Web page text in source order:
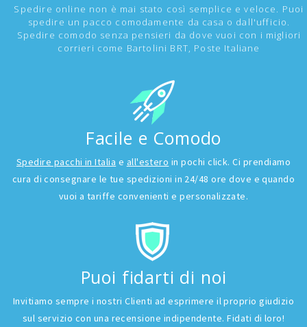
Spedire online non è mai stato così semplice e veloce. Puoi
spedire un pacco comodamente da casa o dall'ufficio.
Spedire comodo senza pensieri da dove vuoi con i migliori
corrieri come Bartolini BRT, Poste Italiane
Facile e Comodo
Spedire pacchi in Italia e all'estero in pochi click. Ci prendiamo
cura di consegnare le tue spedizioni in 24/48 ore dove e quando
vuoi a tariffe convenienti e personalizzate.
Puoi fidarti di noi
Invitiamo sempre i nostri Clienti ad esprimere il proprio giudizio
sul servizio con una recensione indipendente. Fidati di loro!